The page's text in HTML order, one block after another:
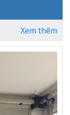
Xem thêm